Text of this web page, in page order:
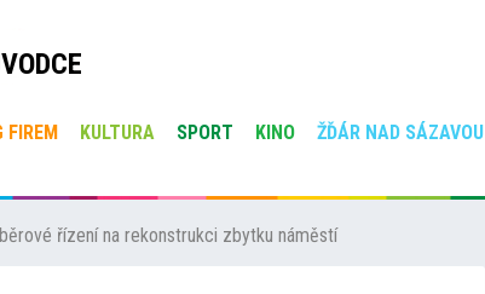
FIREM KULTURA SPORT KINO ŽĎÁR NAD SÁZAVOU
řízení na rekonstrukci zbytku náměstí